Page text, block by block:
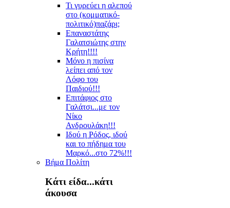
Τι γυρεύει η αλεπού
στο (κομματικό-
πολιτικό)παζάρι;
Επαναστάτης
Γαλατσιώτης στην
Κρήτη!!!!
Μόνο η πισίνα
λείπει από τον
Λόφο του
Παιδιού!!!
Επιτάφιος στο
Γαλάτσι...με τον
Νίκο
Ανδρουλάκη!!!
Ιδού η Ρόδος, ιδού
και το πήδημα του
Μαρκό...στο 72%!!!
Βήμα Πολίτη
Κάτι είδα...κάτι
άκουσα